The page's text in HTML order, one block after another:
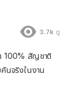
3.7k ดู
100% สัญชาติ
นจริงในงาน